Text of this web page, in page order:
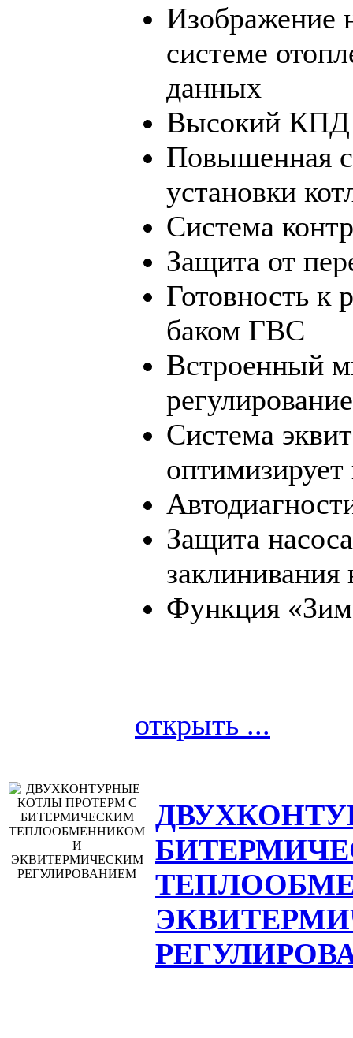
Изображение
системе
данных
Высокий КПД
Повышенная
установки
Система
Защита от
Готовность к
баком ГВC
Встроенный
Система
оптимизирует
Защита
заклинивания
Функция
открыть ...